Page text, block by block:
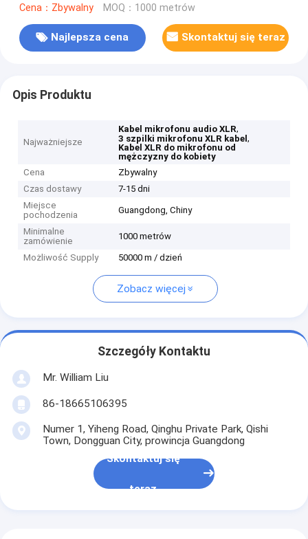
dźwięku
Cena：Zbywalny MOQ：1000 metrów
Najlepsza cena Skontaktuj się teraz
Opis Produktu
Najważniejsze
Kabel mikrofonu audio XLR,
3 szpilki mikrofonu XLR kabel,
Kabel XLR do mikrofonu od
mężczyzny do kobiety
Cena
Zbywalny
Czas dostawy
7-15 dni
Miejsce
pochodzenia
Guangdong, Chiny
Minimalne
zamówienie
1000 metrów
Możliwość Supply 50000 m / dzień
Zobacz więcej
Szczegóły Kontaktu
Mr. William Liu
86-18665106395
Numer 1, Yiheng Road, Qinghu Private Park, Qishi
Town, Dongguan City, prowincja Guangdong
Skontaktuj się
teraz